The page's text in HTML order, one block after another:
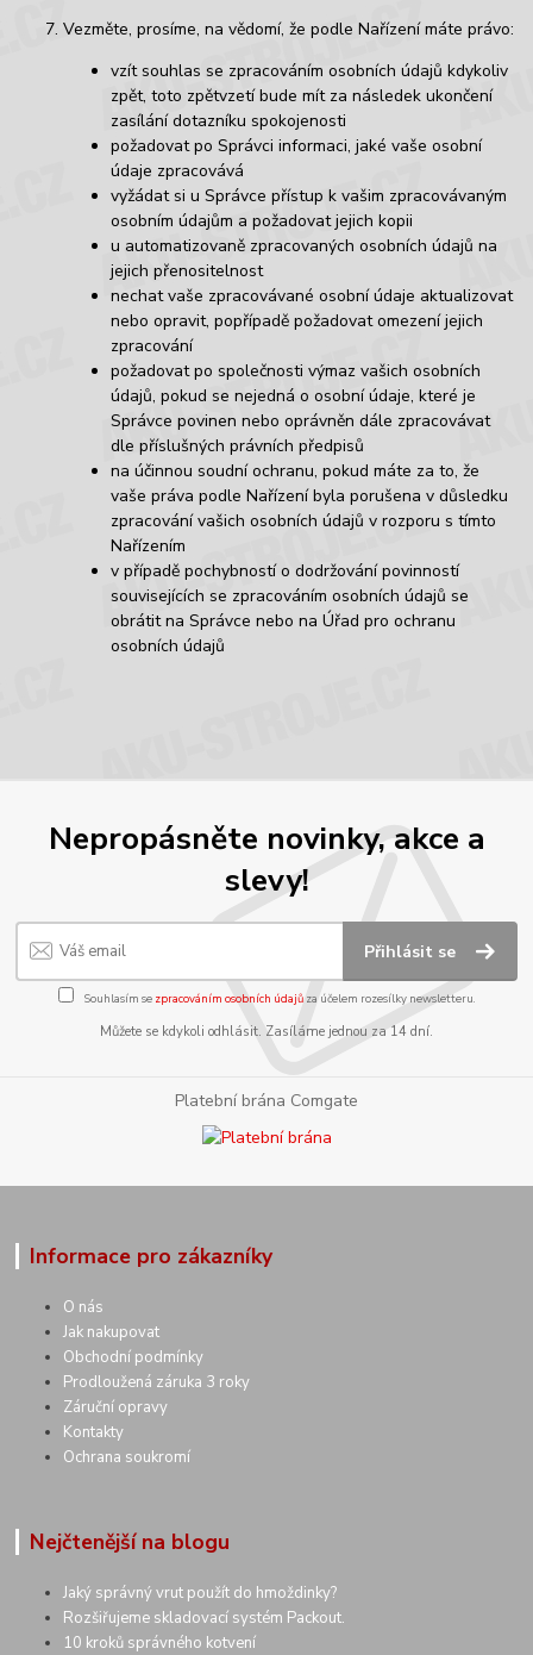
Vezměte, prosíme, na vědomí, že podle Nařízení máte právo:
vzít souhlas se zpracováním osobních údajů kdykoliv
zpět, toto zpětvzetí bude mít za následek ukončení
zasílání dotazníku spokojenosti
požadovat po Správci informaci, jaké vaše osobní
údaje zpracovává
vyžádat si u Správce přístup k vašim zpracovávaným
osobním údajům a požadovat jejich kopii
u automatizovaně zpracovaných osobních údajů na
jejich přenositelnost
nechat vaše zpracovávané osobní údaje aktualizovat
nebo opravit, popřípadě požadovat omezení jejich
zpracování
požadovat po společnosti výmaz vašich osobních
údajů, pokud se nejedná o osobní údaje, které je
Správce povinen nebo oprávněn dále zpracovávat
dle příslušných právních předpisů
na účinnou soudní ochranu, pokud máte za to, že
vaše práva podle Nařízení byla porušena v důsledku
zpracování vašich osobních údajů v rozporu s tímto
Nařízením
v případě pochybností o dodržování povinností
souvisejících se zpracováním osobních údajů se
obrátit na Správce nebo na Úřad pro ochranu
osobních údajů
Nepropásněte novinky, akce a
slevy!
Přihlásit se
Souhlasím se zpracováním osobních údajůza účelem rozesílky newsletteru.
Můžete se kdykoli odhlásit. Zasíláme jednou za 14 dní.
Platební brána Comgate
Informace pro zákazníky
O nás
Jak nakupovat
Obchodní podmínky
Prodloužená záruka 3 roky
Záruční opravy
Kontakty
Ochrana soukromí
Nejčtenější na blogu
Jaký správný vrut použít do hmoždinky?
Rozšiřujeme skladovací systém Packout.
10 kroků správného kotvení